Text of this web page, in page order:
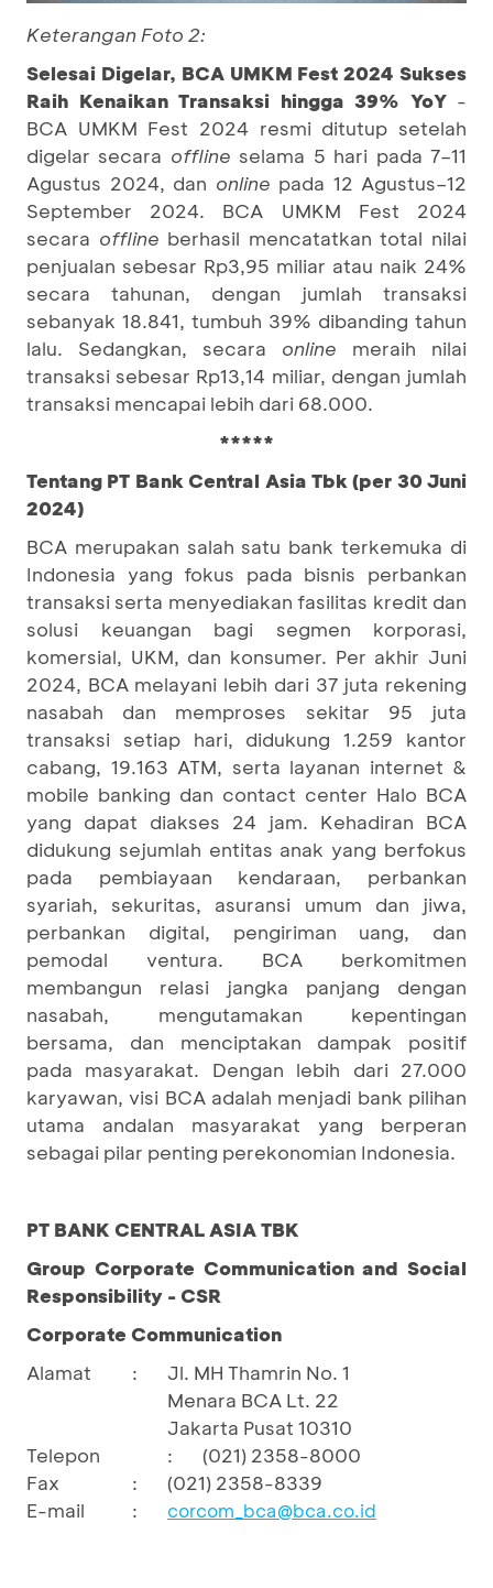
Keterangan Foto 2:
Selesai Digelar, BCA UMKM Fest 2024 Sukses
Raih Kenaikan Transaksi hingga 39% YoY -
BCA UMKM Fest 2024 resmi ditutup setelah
digelar secara offline selama 5 hari pada 7–11
Agustus 2024, dan online pada 12 Agustus–12
September 2024. BCA UMKM Fest 2024
secara offline berhasil mencatatkan total nilai
penjualan sebesar Rp3,95 miliar atau naik 24%
secara tahunan, dengan jumlah transaksi
sebanyak 18.841, tumbuh 39% dibanding tahun
lalu. Sedangkan, secara online meraih nilai
transaksi sebesar Rp13,14 miliar, dengan jumlah
transaksi mencapai lebih dari 68.000.
*****
Tentang PT Bank Central Asia Tbk (per 30 Juni
2024)
BCA merupakan salah satu bank terkemuka di
Indonesia yang fokus pada bisnis perbankan
transaksi serta menyediakan fasilitas kredit dan
solusi keuangan bagi segmen korporasi,
komersial, UKM, dan konsumer. Per akhir Juni
2024, BCA melayani lebih dari 37 juta rekening
nasabah dan memproses sekitar 95 juta
transaksi setiap hari, didukung 1.259 kantor
cabang, 19.163 ATM, serta layanan internet &
mobile banking dan contact center Halo BCA
yang dapat diakses 24 jam. Kehadiran BCA
didukung sejumlah entitas anak yang berfokus
pada pembiayaan kendaraan, perbankan
syariah, sekuritas, asuransi umum dan jiwa,
perbankan digital, pengiriman uang, dan
pemodal ventura. BCA berkomitmen
membangun relasi jangka panjang dengan
nasabah, mengutamakan kepentingan
bersama, dan menciptakan dampak positif
pada masyarakat. Dengan lebih dari 27.000
karyawan, visi BCA adalah menjadi bank pilihan
utama andalan masyarakat yang berperan
sebagai pilar penting perekonomian Indonesia.
PT BANK CENTRAL ASIA TBK
Group Corporate Communication and Social
Responsibility - CSR
Corporate Communication
Alamat
:
Jl. MH Thamrin No. 1
Menara BCA Lt. 22
Jakarta Pusat 10310
Telepon
:
(021) 2358-8000
Fax
:
(021) 2358-8339
E-mail
: corcom_bca@bca.co.id